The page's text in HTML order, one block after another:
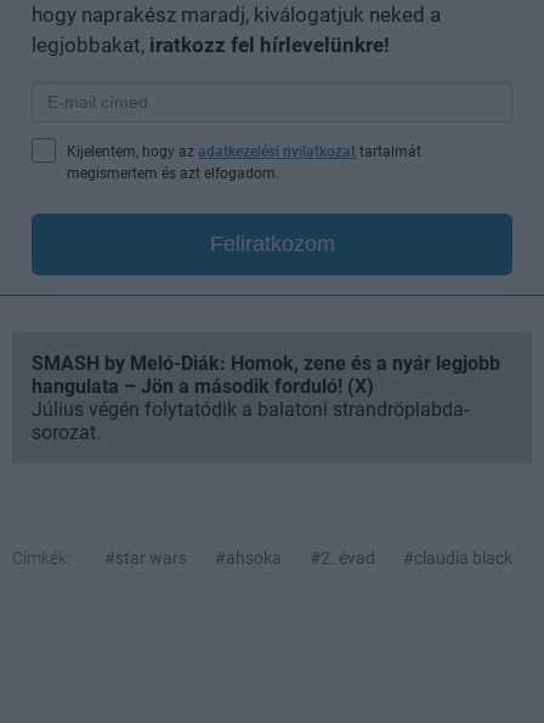
hogy naprakész maradj, kiválogatjuk neked a
legjobbakat, iratkozz fel hírlevelünkre!
Kijelentem, hogy az adatkezelési nyilatkozat tartalmát
megismertem és azt elfogadom.
Feliratkozom
SMASH by Meló-Diák: Homok, zene és a nyár legjobb
hangulata – Jön a második forduló! (X)
Július végén folytatódik a balatoni strandröplabda-
sorozat.
Címkék: #star wars #ahsoka #2. évad #claudia black